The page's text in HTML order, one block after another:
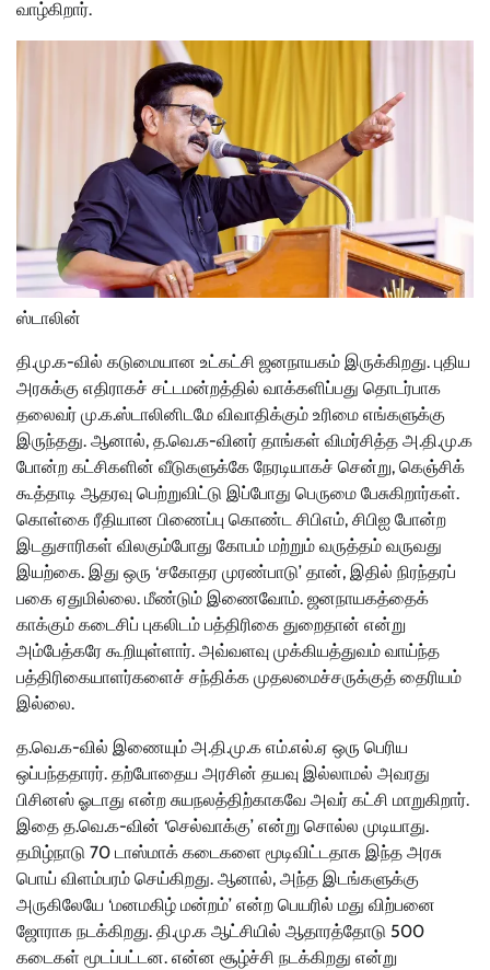
வாழ்கிறார்.
ஸ்டாலின்
தி.மு.க-வில் கடுமையான உட்கட்சி ஜனநாயகம் இருக்கிறது. புதிய
அரசுக்கு எதிராகச் சட்டமன்றத்தில் வாக்களிப்பது தொடர்பாக
தலைவர் மு.க.ஸ்டாலினிடமே விவாதிக்கும் உரிமை எங்களுக்கு
இருந்தது. ஆனால், த.வெ.க-வினர் தாங்கள் விமர்சித்த அ.தி.மு.க
போன்ற கட்சிகளின் வீடுகளுக்கே நேரடியாகச் சென்று, கெஞ்சிக்
கூத்தாடி ஆதரவு பெற்றுவிட்டு இப்போது பெருமை பேசுகிறார்கள்.
கொள்கை ரீதியான பிணைப்பு கொண்ட சிபிஎம், சிபிஐ போன்ற
இடதுசாரிகள் விலகும்போது கோபம் மற்றும் வருத்தம் வருவது
இயற்கை. இது ஒரு ‘சகோதர முரண்பாடு’ தான், இதில் நிரந்தரப்
பகை ஏதுமில்லை. மீண்டும் இணைவோம். ஜனநாயகத்தைக்
காக்கும் கடைசிப் புகலிடம் பத்திரிகை துறைதான் என்று
அம்பேத்கரே கூறியுள்ளார். அவ்வளவு முக்கியத்துவம் வாய்ந்த
பத்திரிகையாளர்களைச் சந்திக்க முதலமைச்சருக்குத் தைரியம்
இல்லை.
த.வெ.க-வில் இணையும் அ.தி.மு.க எம்.எல்.ஏ ஒரு பெரிய
ஒப்பந்ததாரர். தற்போதைய அரசின் தயவு இல்லாமல் அவரது
பிசினஸ் ஓடாது என்ற சுயநலத்திற்காகவே அவர் கட்சி மாறுகிறார்.
இதை த.வெ.க-வின் ‘செல்வாக்கு’ என்று சொல்ல முடியாது.
தமிழ்நாடு 70 டாஸ்மாக் கடைகளை மூடிவிட்டதாக இந்த அரசு
பொய் விளம்பரம் செய்கிறது. ஆனால், அந்த இடங்களுக்கு
அருகிலேயே ‘மனமகிழ் மன்றம்’ என்ற பெயரில் மது விற்பனை
ஜோராக நடக்கிறது. தி.மு.க ஆட்சியில் ஆதாரத்தோடு 500
கடைகள் மூடப்பட்டன. என்ன சூழ்ச்சி நடக்கிறது என்று